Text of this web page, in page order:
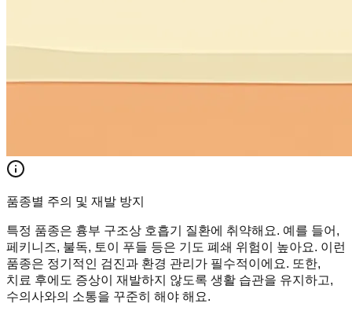
품종별 주의 및 재발 방지
특정 품종은 흉부 구조상 호흡기 질환에 취약해요. 예를 들어,
페키니즈, 불독, 토이 푸들 등은 기도 폐쇄 위험이 높아요. 이런
품종은 정기적인 검진과 환경 관리가 필수적이에요. 또한,
치료 후에도 증상이 재발하지 않도록 생활 습관을 유지하고,
수의사와의 소통을 꾸준히 해야 해요.